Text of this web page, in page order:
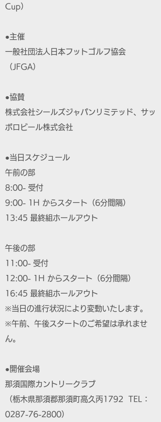
Cup）
●主催
一般社団法人日本フットゴルフ協会
（JFGA）
●協賛
株式会社シールズジャパンリミテッド、サッ
ポロビール株式会社
●当日スケジュール
午前の部
8:00- 受付
9:00- 1H からスタート（6分間隔）
13:45 最終組ホールアウト
午後の部
11:00- 受付
12:00- 1H からスタート（6分間隔）
16:45 最終組ホールアウト
※当日の進行状況により変動いたします。
※午前、午後スタートのご希望は承れませ
ん。
●開催会場
那須国際カントリークラブ
（栃木県那須郡那須町高久丙1792 TEL：
0287-76-2800）